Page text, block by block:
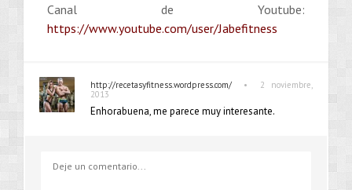
Canal de Youtube:
https://www.youtube.com/user/Jabefitness
http://recetasyfitness.wordpress.com/ •
2 noviembre,
2013
Enhorabuena, me parece muy interesante.